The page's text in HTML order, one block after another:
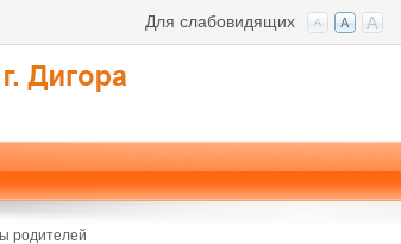
Для слабовидящих
родителей